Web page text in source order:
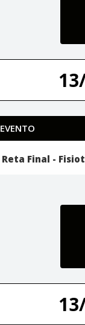
EVENTO
Reta Final -